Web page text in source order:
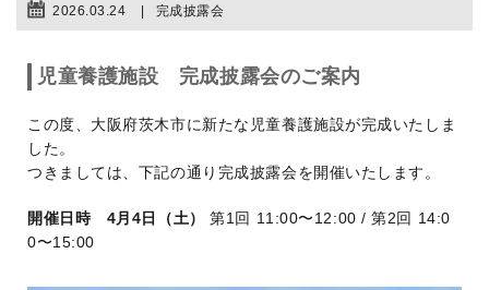
2026.03.24 完成披露会
児童養護施設 完成披露会のご案内
この度、大阪府茨木市に新たな児童養護施設が完成いたしま
した。
つきましては、下記の通り完成披露会を開催いたします。
開催日時 4月4日（土）
第1回 11:00〜12:00 / 第2回 14:0
0〜15:00